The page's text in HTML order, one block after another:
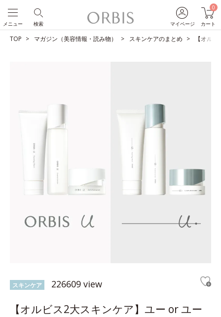
マイページ
0
カート
検索
メニュー
TOP マガジン（美容情報・読み物） スキンケアのまとめ 【オル
スキンケア 226609 view
【オルビス2大スキンケア】ユー or ユー